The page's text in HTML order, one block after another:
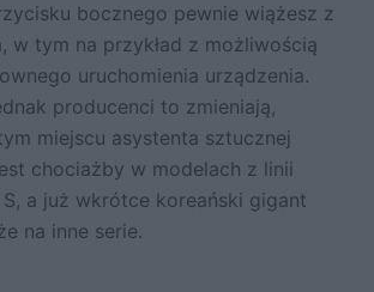
bocznego pewnie wiążesz z
w tym na przykład z możliwością
uruchomienia urządzenia.
producenci to zmieniają,
miejscu asystenta sztucznej
chociażby w modelach z linii
S, a już wkrótce koreański gigant
na inne serie.